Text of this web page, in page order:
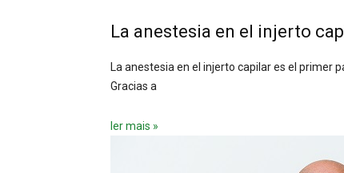
La anestesia en el injerto
La anestesia en el injerto capilar es el primer
Gracias a
ler mais »